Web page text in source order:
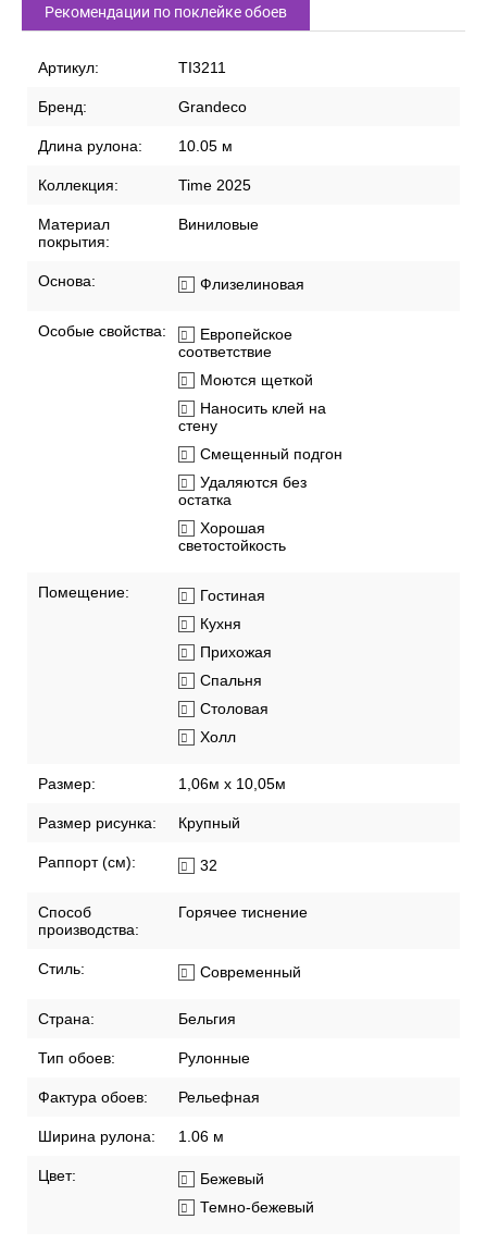
Рекомендации по поклейке обоев
Артикул: TI3211
Бренд: Grandeco
Длина рулона: 10.05 м
Коллекция: Time 2025
Материал
покрытия:
Виниловые
Основа: Флизелиновая
Особые свойства:
Европейское
соответствие
Моются щеткой
Наносить клей на
стену
Смещенный подгон
Удаляются без
остатка
Хорошая
светостойкость
Помещение:
Гостиная
Кухня
Прихожая
Спальня
Столовая
Холл
Размер: 1,06м х 10,05м
Размер рисунка: Крупный
Раппорт (см): 32
Способ
производства:
Горячее тиснение
Стиль: Современный
Страна: Бельгия
Тип обоев: Рулонные
Фактура обоев: Рельефная
Ширина рулона: 1.06 м
Цвет:
Бежевый
Темно-бежевый